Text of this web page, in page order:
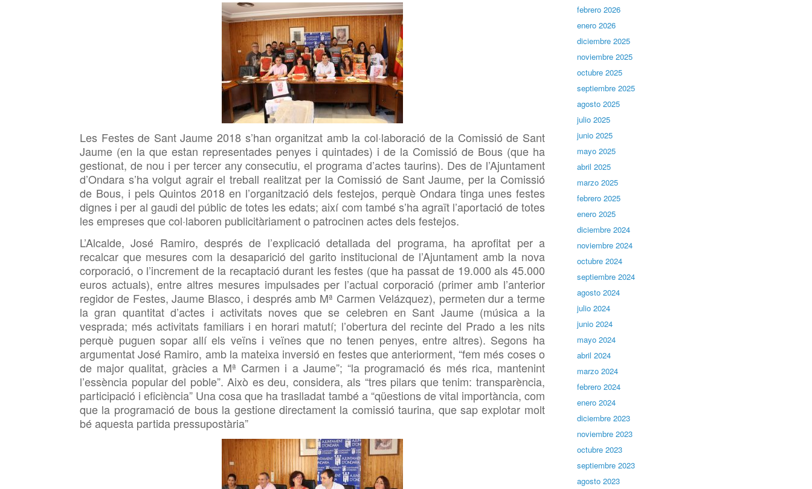
Les Festes de Sant Jaume 2018 s’han organitzat amb la col·laboració de la Comissió de Sant
Jaume (en la que estan representades penyes i quintades) i de la Comissió de Bous (que ha
gestionat, de nou i per tercer any consecutiu, el programa d’actes taurins). Des de l’Ajuntament
d’Ondara s’ha volgut agrair el treball realitzat per la Comissió de Sant Jaume, per la Comissió
de Bous, i pels Quintos 2018 en l’organització dels festejos, perquè Ondara tinga unes festes
dignes i per al gaudi del públic de totes les edats; així com també s’ha agraït l’aportació de totes
les empreses que col·laboren publicitàriament o patrocinen actes dels festejos.
L’Alcalde, José Ramiro, després de l’explicació detallada del programa, ha aprofitat per a
recalcar que mesures com la desaparició del garito institucional de l’Ajuntament amb la nova
corporació, o l’increment de la recaptació durant les festes (que ha passat de 19.000 als 45.000
euros actuals), entre altres mesures impulsades per l’actual corporació (primer amb l’anterior
regidor de Festes, Jaume Blasco, i després amb Mª Carmen Velázquez), permeten dur a terme
la gran quantitat d’actes i activitats noves que se celebren en Sant Jaume (música a la
vesprada; més activitats familiars i en horari matutí; l’obertura del recinte del Prado a les nits
perquè puguen sopar allí els veïns i veïnes que no tenen penyes, entre altres). Segons ha
argumentat José Ramiro, amb la mateixa inversió en festes que anteriorment, “fem més coses o
de major qualitat, gràcies a Mª Carmen i a Jaume”; “la programació és més rica, mantenint
l’essència popular del poble”. Això es deu, considera, als “tres pilars que tenim: transparència,
participació i eficiència” Una cosa que ha traslladat també a “qüestions de vital importància, com
que la programació de bous la gestione directament la comissió taurina, que sap explotar molt
bé aquesta partida pressupostària”
febrero 2026
enero 2026
diciembre 2025
noviembre 2025
octubre 2025
septiembre 2025
agosto 2025
julio 2025
junio 2025
mayo 2025
abril 2025
marzo 2025
febrero 2025
enero 2025
diciembre 2024
noviembre 2024
octubre 2024
septiembre 2024
agosto 2024
julio 2024
junio 2024
mayo 2024
abril 2024
marzo 2024
febrero 2024
enero 2024
diciembre 2023
noviembre 2023
octubre 2023
septiembre 2023
agosto 2023